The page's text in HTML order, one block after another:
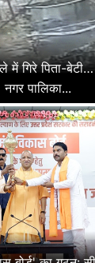
गिरे पिता-बेटी…
नगर पालिका...